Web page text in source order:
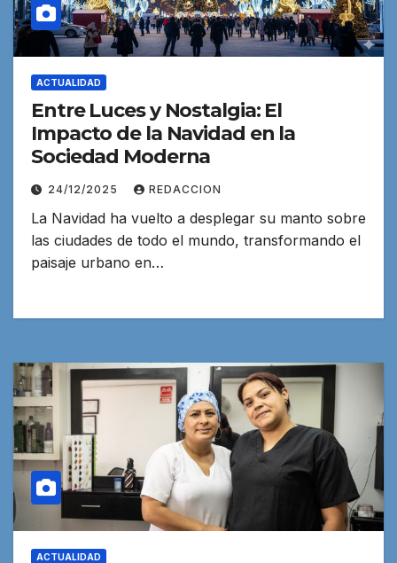
ACTUALIDAD
Entre Luces y Nostalgia: El
Impacto de la Navidad en la
Sociedad Moderna
24/12/2025 REDACCION
La Navidad ha vuelto a desplegar su manto sobre
las ciudades de todo el mundo, transformando el
paisaje urbano en…
ACTUALIDAD